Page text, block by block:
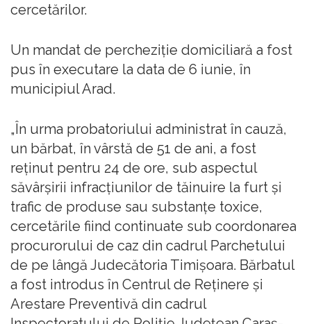
cercetărilor.
Un mandat de percheziţie domiciliară a fost
pus în executare la data de 6 iunie, în
municipiul Arad.
„În urma probatoriului administrat în cauză,
un bărbat, în vârstă de 51 de ani, a fost
reţinut pentru 24 de ore, sub aspectul
săvârşirii infracţiunilor de tăinuire la furt şi
trafic de produse sau substanţe toxice,
cercetările fiind continuate sub coordonarea
procurorului de caz din cadrul Parchetului
de pe lângă Judecătoria Timişoara. Bărbatul
a fost introdus în Centrul de Reţinere şi
Arestare Preventivă din cadrul